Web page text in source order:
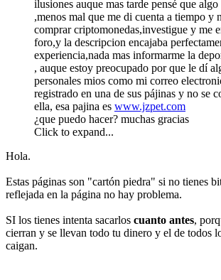
ilusiones auque mas tarde pensé que
,menos mal que me di cuenta a tiempo y
comprar criptomonedas,investigue y me
foro,y la descripcion encajaba
experiencia,nada mas informarme la
, auque estoy preocupado por que le dí
personales mios como mi correo
registrado en una de sus pájinas y no se
ella, esa pajina es www.jzpet.com
¿que puedo hacer? muchas gracias
Click to expand...
Hola.
Estas páginas son "cartón piedra" si no tienes
reflejada en la página no hay problema.
SI los tienes intenta sacarlos cuanto antes,
cierran y se llevan todo tu dinero y el de todos
caigan.